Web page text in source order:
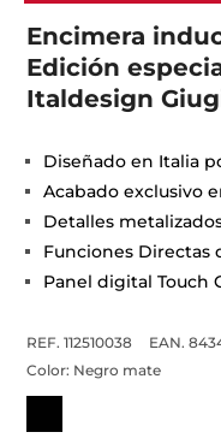
Encimera
Edición
Italdesign
Diseñado en Italia
Acabado exclusivo
Detalles
Funciones Directas
Panel digital Touch
REF. 112510038
EAN.
Color: Negro mate